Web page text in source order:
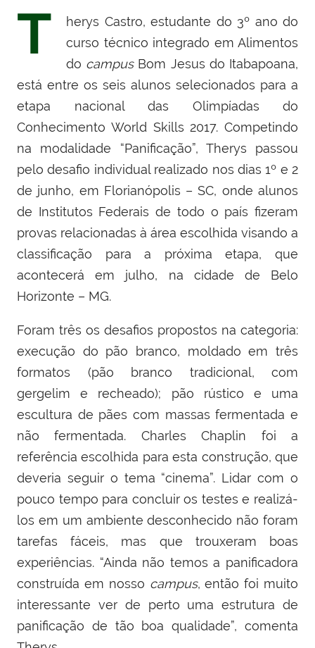
T
herys Castro, estudante do 3º ano do
curso técnico integrado em Alimentos
do campus Bom Jesus do Itabapoana,
está entre os seis alunos selecionados para a
etapa nacional das Olimpíadas do
Conhecimento World Skills 2017. Competindo
na modalidade “Panificação”, Therys passou
pelo desafio individual realizado nos dias 1º e 2
de junho, em Florianópolis – SC, onde alunos
de Institutos Federais de todo o país fizeram
provas relacionadas à área escolhida visando a
classificação para a próxima etapa, que
acontecerá em julho, na cidade de Belo
Horizonte – MG.
Foram três os desafios propostos na categoria:
execução do pão branco, moldado em três
formatos (pão branco tradicional, com
gergelim e recheado); pão rústico e uma
escultura de pães com massas fermentada e
não fermentada. Charles Chaplin foi a
referência escolhida para esta construção, que
deveria seguir o tema “cinema”. Lidar com o
pouco tempo para concluir os testes e realizá-
los em um ambiente desconhecido não foram
tarefas fáceis, mas que trouxeram boas
experiências. “Ainda não temos a panificadora
construída em nosso campus, então foi muito
interessante ver de perto uma estrutura de
panificação de tão boa qualidade”, comenta